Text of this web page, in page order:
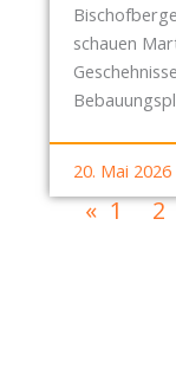
schauen
20. Mai 2026
« 1 2